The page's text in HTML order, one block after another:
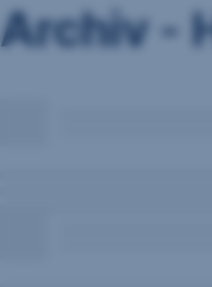
Archiv -